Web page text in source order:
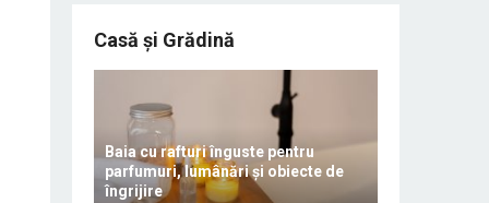
Casă și Grădină
Baia cu rafturi înguste pentru
parfumuri, lumânări și obiecte de
îngrijire